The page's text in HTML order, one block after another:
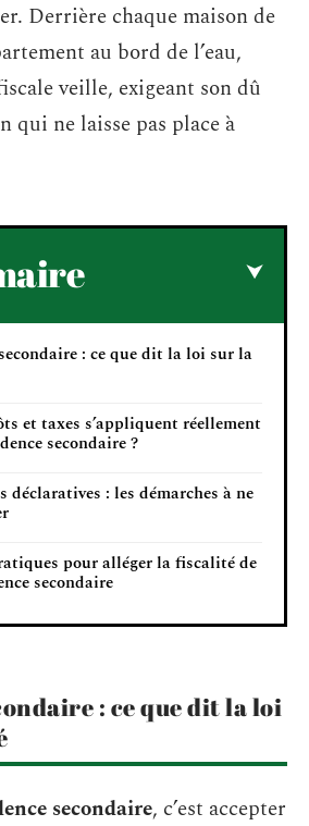
Derrière chaque maison de
au bord de l’eau,
veille, exigeant son dû
qui ne laisse pas place à
: ce que dit la loi sur la
et taxes s’appliquent réellement
secondaire ?
: les démarches à ne
pour alléger la fiscalité de
secondaire
: ce que dit la loi
secondaire, c’est accepter